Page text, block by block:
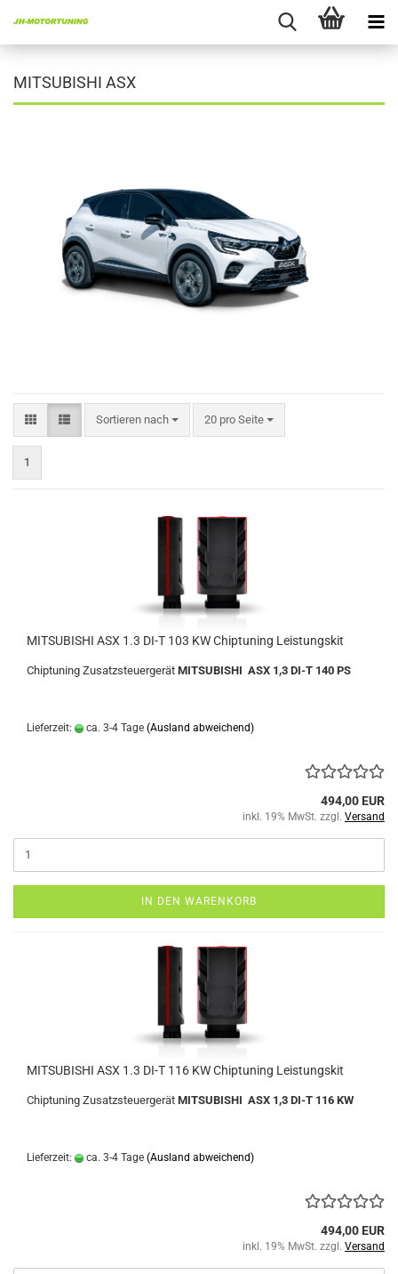
MITSUBISHI ASX
Sortieren nach
Sortieren nach 20 pro Seite
pro Seite
1
MITSUBISHI ASX 1.3 DI-T 103 KW Chiptuning Leistungskit
Chiptuning Zusatzsteuergerät MITSUBISHI ASX 1,3 DI-T 140 PS
Lieferzeit: ca. 3-4 Tage (Ausland abweichend)
494,00 EUR
inkl. 19% MwSt. zzgl. Versand
IN DEN WARENKORB
MITSUBISHI ASX 1.3 DI-T 116 KW Chiptuning Leistungskit
Chiptuning Zusatzsteuergerät MITSUBISHI ASX 1,3 DI-T 116 KW
Lieferzeit: ca. 3-4 Tage (Ausland abweichend)
494,00 EUR
inkl. 19% MwSt. zzgl. Versand